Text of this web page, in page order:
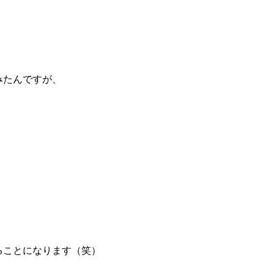
んですが、
とになります（笑）